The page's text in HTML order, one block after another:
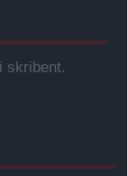
skribent.